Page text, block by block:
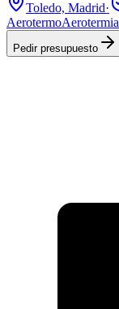
Toledo, Madrid·
AerotermoAerotermia
Pedir presupuesto